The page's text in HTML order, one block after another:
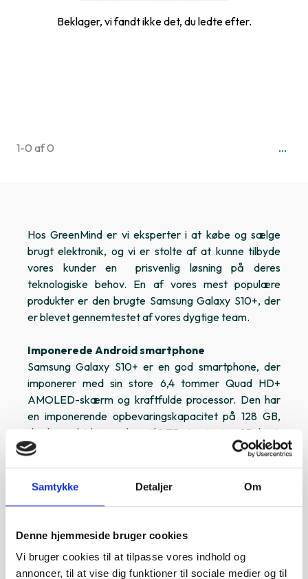
Samtykke Detaljer Om
Denne hjemmeside bruger cookies
Vi bruger cookies til at tilpasse vores indhold og
annoncer, til at vise dig funktioner til sociale medier og til
Beklager, vi fandt ikke det, du ledte efter.
1-0 af 0 ...
Hos GreenMind er vi eksperter i at købe og sælge
brugt elektronik, og vi er stolte af at kunne tilbyde
vores kunder en prisvenlig løsning på deres
teknologiske behov. En af vores mest populære
produkter er den brugte Samsung Galaxy S10+, der
er blevet gennemtestet af vores dygtige team.
Imponerede Android smartphone
Samsung Galaxy S10+ er en god smartphone, der
imponerer med sin store 6,4 tommer Quad HD+
AMOLED-skærm og kraftfulde processor. Den har
en imponerende opbevaringskapacitet på 128 GB,
der kan udvides med op til 1 TB via et microSD-kort.
Telefonen kommer med en triple kameraopsætning
på bagsiden, som giver dig mulighed for at tage
fantastiske billeder i enhver situation. Med en 12 MP
fantastiske øjeblikke i høj kvalitet.
S10+ har også en imponerende 10 MP frontkamera